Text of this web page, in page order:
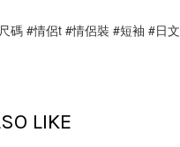
碼 #情侶t #情侶裝 #短袖 #日
LIKE